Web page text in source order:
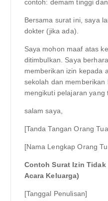
contoh: demam tinggi
Bersama surat ini, saya
dokter (jika ada).
Saya mohon maaf atas
ditimbulkan. Saya
memberikan izin kepada
sekolah dan
mengikuti pelajaran yang
salam saya,
[Tanda Tangan Orang
[Nama Lengkap Orang
Contoh Surat Izin
Acara Keluarga)
[Tanggal Penulisan]